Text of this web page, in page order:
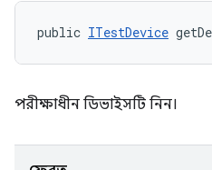
public ITestDevice
পরীক্ষাধীন ডিভাইসটি নিন।